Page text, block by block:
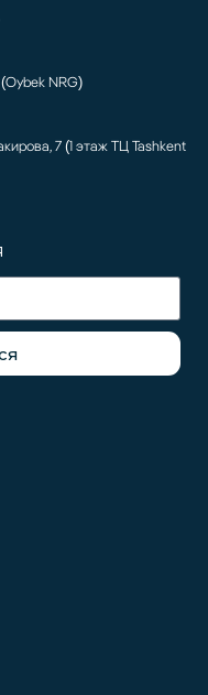
(Oybek NRG)
7 (1 этаж ТЦ Tashkent